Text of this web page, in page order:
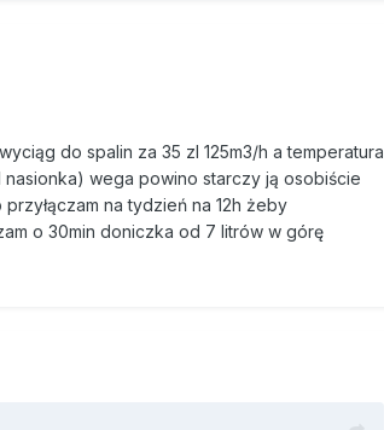
do spalin za 35 zl 125m3/h a temperatura
wega powino starczy ją osobiście
przyłączam na tydzień na 12h żeby
o 30min doniczka od 7 litrów w górę